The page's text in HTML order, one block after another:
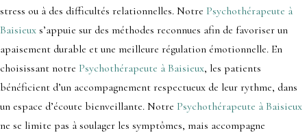
stress ou à des difficultés relationnelles. Notre Psychothérapeute à
Baisieux s’appuie sur des méthodes reconnues afin de favoriser un
apaisement durable et une meilleure régulation émotionnelle. En
choisissant notre Psychothérapeute à Baisieux, les patients
bénéficient d’un accompagnement respectueux de leur rythme, dans
un espace d’écoute bienveillante. Notre Psychothérapeute à Baisieux
ne se limite pas à soulager les symptômes, mais accompagne